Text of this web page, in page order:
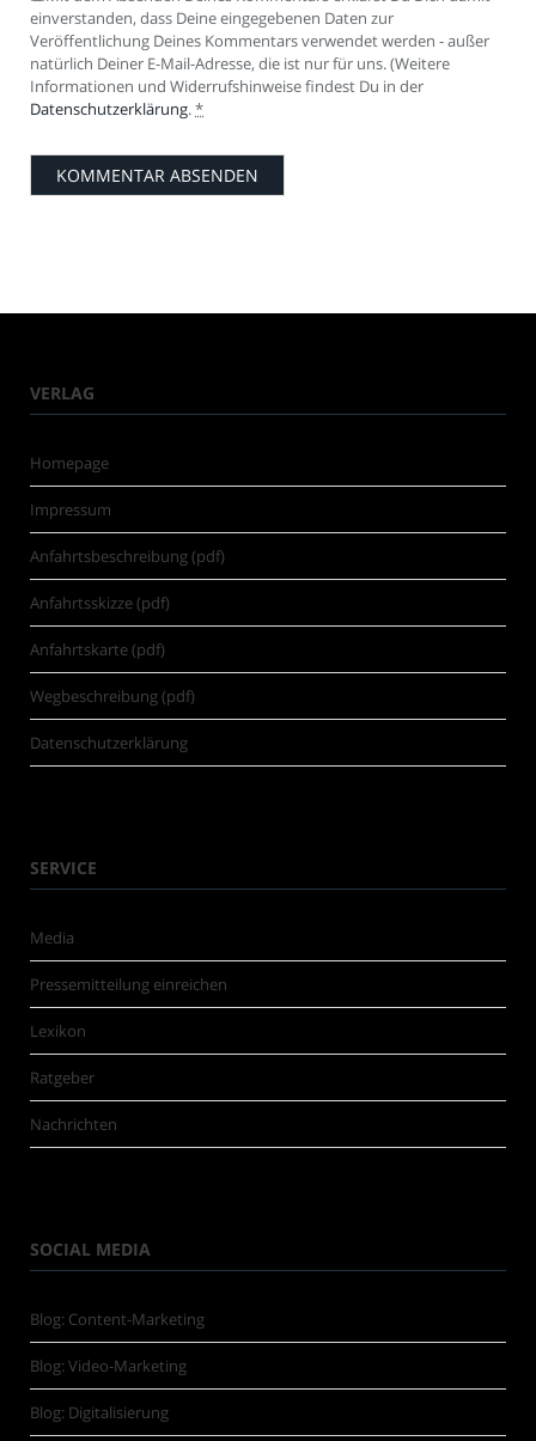
einverstanden, dass Deine eingegebenen Daten zur
Veröffentlichung Deines Kommentars verwendet werden - außer
natürlich Deiner E-Mail-Adresse, die ist nur für uns. (Weitere
Informationen und Widerrufshinweise findest Du in der
Datenschutzerklärung.*
VERLAG
Homepage
Impressum
Anfahrtsbeschreibung (pdf)
Anfahrtsskizze (pdf)
Anfahrtskarte (pdf)
Wegbeschreibung (pdf)
Datenschutzerklärung
SERVICE
Media
Pressemitteilung einreichen
Lexikon
Ratgeber
Nachrichten
SOCIAL MEDIA
Blog: Content-Marketing
Blog: Video-Marketing
Blog: Digitalisierung